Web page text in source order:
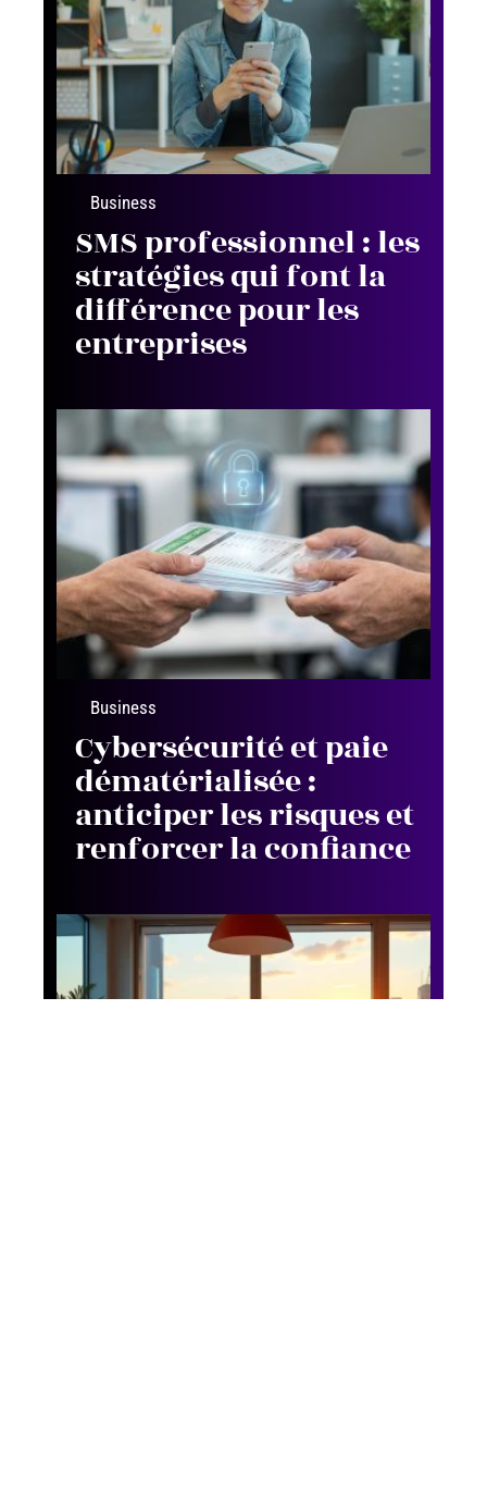
Business
SMS professionnel : les
stratégies qui font la
différence pour les
entreprises
Business
Cybersécurité et paie
dématérialisée :
anticiper les risques et
renforcer la confiance